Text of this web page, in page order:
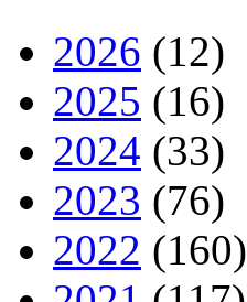
2026 (12)
2025 (16)
2024 (33)
2023 (76)
2022 (160)